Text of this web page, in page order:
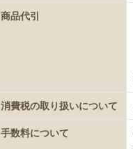
商品代引
消費税の取り扱いについて
手数料について